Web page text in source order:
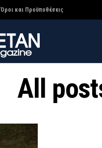
Όροι και Προϋποθέσεις
All